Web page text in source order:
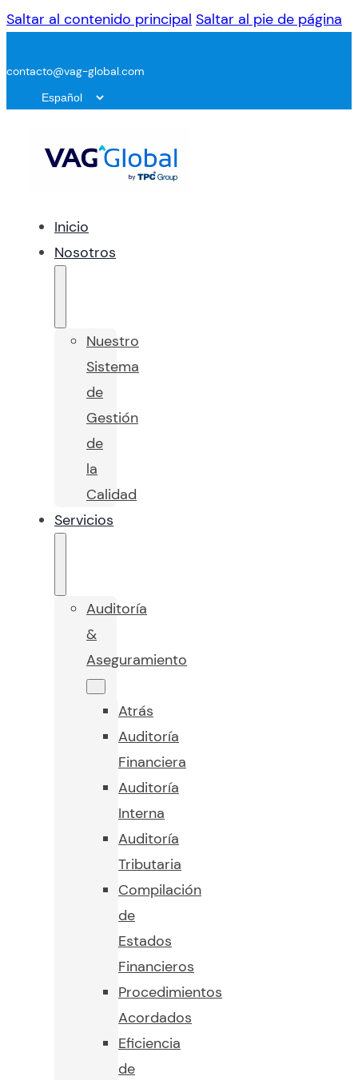
Saltar al contenido principal Saltar al pie de página
contacto@vag-global.com
Inicio
Nosotros
Nuestro
Sistema
de
Gestión
de
la
Calidad
Servicios
Auditoría
&
Aseguramiento
Atrás
Auditoría
Financiera
Auditoría
Interna
Auditoría
Tributaria
Compilación
de
Estados
Financieros
Procedimientos
Acordados
Eficiencia
de